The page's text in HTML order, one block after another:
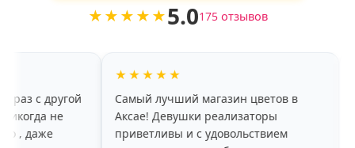
★★★★★5.0175 отзывов
Самый лучший магазин цветов в
Аксае! Девушки реализаторы
приветливы и с удовольствием
хороший
радует, что